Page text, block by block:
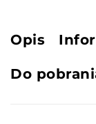
Opis
Do